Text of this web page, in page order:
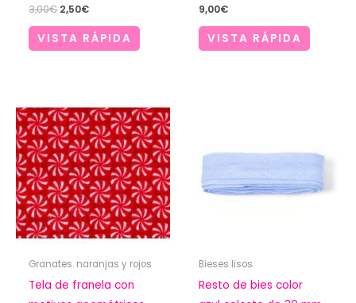
3,00€ El
original
era:
2,50€El
actual
es:
VISTA RÁPIDA
9,00€
VISTA RÁPIDA
Granates. naranjas y rojos
Tela de franela con
Bieses lisos
Resto de bies color